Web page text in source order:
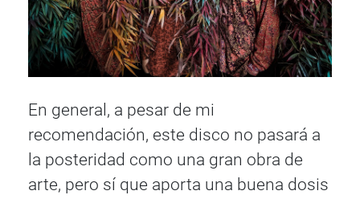
En general, a pesar de mi
recomendación, este disco no pasará a
la posteridad como una gran obra de
arte, pero sí que aporta una buena dosis